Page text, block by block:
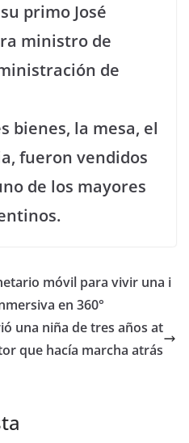
primo José
ministro de
de
bienes, la mesa, el
fueron vendidos
de los mayores
móvil para vivir una i
en 360°
una niña de tres años at
que hacía marcha atrás